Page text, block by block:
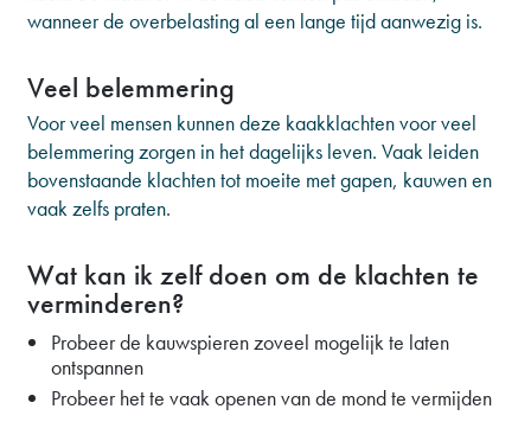
wanneer de overbelasting al een lange tijd aanwezig is.
Veel belemmering
Voor veel mensen kunnen deze kaakklachten voor veel
belemmering zorgen in het dagelijks leven. Vaak leiden
bovenstaande klachten tot moeite met gapen, kauwen en
vaak zelfs praten.
Wat kan ik zelf doen om de klachten te
verminderen?
Probeer de kauwspieren zoveel mogelijk te laten
ontspannen
Probeer het te vaak openen van de mond te vermijden